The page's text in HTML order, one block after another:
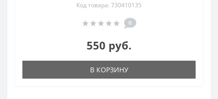
Код товара: 730410135
0
550 руб.
В КОРЗИНУ